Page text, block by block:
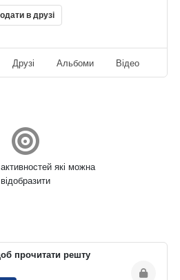
в друзі
Друзі Альбоми Відео
які можна
відобразити
прочитати решту